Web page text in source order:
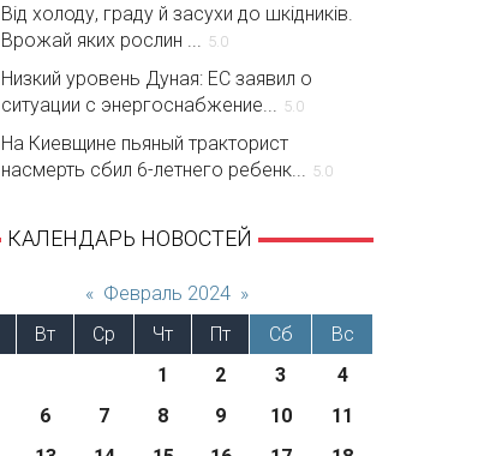
Від холоду, граду й засухи до шкідників.
Врожай яких рослин ...
5.0
Низкий уровень Дуная: ЕС заявил о
ситуации с энергоснабжение...
5.0
На Киевщине пьяный тракторист
насмерть сбил 6-летнего ребенк...
5.0
КАЛЕНДАРЬ НОВОСТЕЙ
« Февраль 2024 »
Вт Ср Чт Пт Сб
Вс
1
2 3
4
6 7 8 9 10
11